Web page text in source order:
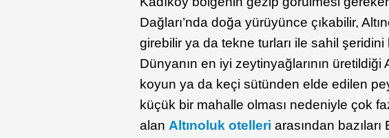
Dağları’nda doğa yürüyünce çıkabilir,
girebilir ya da tekne turları ile sahil
Dünyanın en iyi zeytinyağlarının üretildiği
koyun ya da keçi sütünden elde edilen
küçük bir mahalle olması nedeniyle çok
alan Altınoluk otelleri arasından